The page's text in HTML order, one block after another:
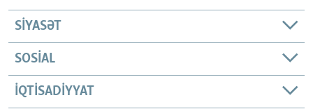
SIYASƏT
SOSIAL
İQTISADIYYAT